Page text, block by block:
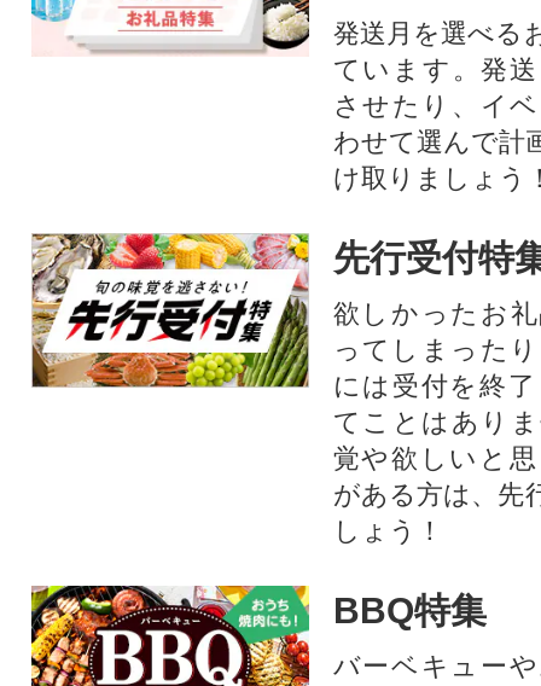
発送月を選べる
ています。発
させたり、イ
わせて選んで計
け取りましょう
先行受付特
欲しかったお
ってしまった
には受付を終
てことはあり
覚や欲しいと
がある方は、先
しょう！
BBQ特集
バーベキュー